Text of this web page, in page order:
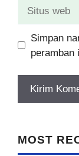
Simpan
peramban
MOST